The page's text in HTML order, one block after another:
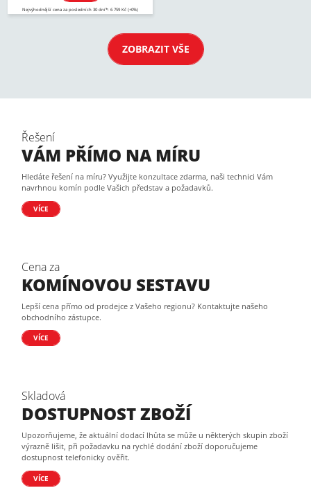
Nejvýhodnější cena za posledních 30 dní*: 6 759 Kč (+0%)
ZOBRAZIT VŠE
Řešení
VÁM PŘÍMO NA MÍRU
Hledáte řešení na míru? Využijte konzultace zdarma, naši technici Vám
navrhnou komín podle Vašich představ a požadavků.
VÍCE
Cena za
KOMÍNOVOU SESTAVU
Lepší cena přímo od prodejce z Vašeho regionu? Kontaktujte našeho
obchodního zástupce.
VÍCE
Skladová
DOSTUPNOST ZBOŽÍ
Upozorňujeme, že aktuální dodací lhůta se může u některých skupin zboží
výrazně lišit, při požadavku na rychlé dodání zboží doporučujeme
dostupnost telefonicky ověřit.
VÍCE